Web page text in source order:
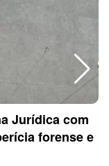
Jurídica com
forense e